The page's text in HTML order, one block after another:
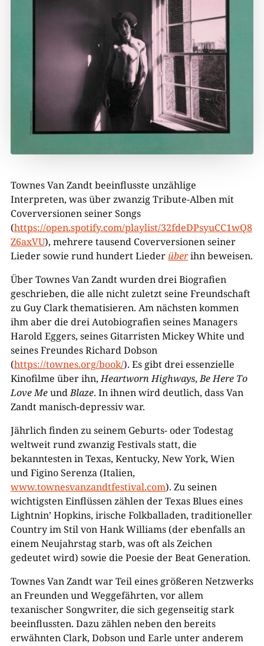
Townes Van Zandt beeinflusste unzählige
Interpreten, was über zwanzig Tribute-Alben mit
Coverversionen seiner Songs
(https://open.spotify.com/playlist/32fdeDPsyuCC1wQ8
Z6axVU), mehrere tausend Coverversionen seiner
Lieder sowie rund hundert Lieder überihn beweisen.
Über Townes Van Zandt wurden drei Biografien
geschrieben, die alle nicht zuletzt seine Freundschaft
zu Guy Clark thematisieren. Am nächsten kommen
ihm aber die drei Autobiografien seines Managers
Harold Eggers, seines Gitarristen Mickey White und
seines Freundes Richard Dobson
(https://townes.org/book/). Es gibt drei essenzielle
Kinofilme über ihn,HeartwornHighways,Be Here To
Love MeundBlaze. In ihnen wird deutlich, dass Van
Zandt manisch-depressiv war.
Jährlich finden zu seinem Geburts- oder Todestag
weltweit rund zwanzig Festivals statt, die
bekanntesten in Texas, Kentucky, New York, Wien
und Figino Serenza (Italien,
www.townesvanzandtfestival.com). Zu seinen
wichtigsten Einflüssen zählen der Texas Blues eines
Lightnin’ Hopkins, irische Folkballaden, traditioneller
Country im Stil von Hank Williams (der ebenfalls an
einem Neujahrstag starb, was oft als Zeichen
gedeutet wird) sowie die Poesie der Beat Generation.
Townes Van Zandt war Teil eines größeren Netzwerks
an Freunden und Weggefährten, vor allem
texanischer Songwriter, die sich gegenseitig stark
beeinflussten. Dazu zählen neben den bereits
erwähnten Clark, Dobson und Earle unter anderem